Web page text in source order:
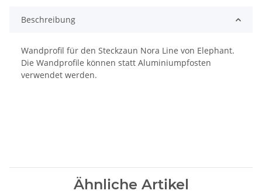
Beschreibung
Wandprofil für den Steckzaun Nora Line von Elephant.
Die Wandprofile können statt Aluminiumpfosten
verwendet werden.
Ähnliche Artikel